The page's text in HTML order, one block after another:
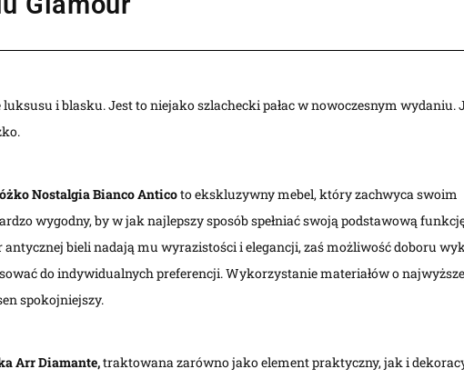
i blasku. Jest to niejako szlachecki pałac w nowoczesnym wydaniu.
Nostalgia Bianco Anticoto ekskluzywny mebel, który zachwyca swoim
wygodny, by w jak najlepszy sposób spełniać swoją podstawową
bieli nadają mu wyrazistości i elegancji, zaś możliwość doboru
do indywidualnych preferencji. Wykorzystanie materiałów o
spokojniejszy.
Arr Diamante,traktowana zarówno jako element praktyczny, jak i